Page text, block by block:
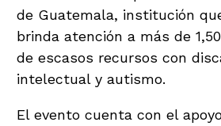
de Guatemala, institución
brinda atención a más de
de escasos recursos con
intelectual y autismo.
El evento cuenta con el